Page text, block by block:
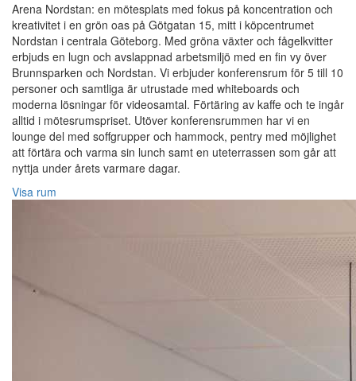
Arena Nordstan: en mötesplats med fokus på koncentration och
kreativitet i en grön oas på Götgatan 15, mitt i köpcentrumet
Nordstan i centrala Göteborg. Med gröna växter och fågelkvitter
erbjuds en lugn och avslappnad arbetsmiljö med en fin vy över
Brunnsparken och Nordstan. Vi erbjuder konferensrum för 5 till 10
personer och samtliga är utrustade med whiteboards och
moderna lösningar för videosamtal. Förtäring av kaffe och te ingår
alltid i mötesrumspriset. Utöver konferensrummen har vi en
lounge del med soffgrupper och hammock, pentry med möjlighet
att förtära och varma sin lunch samt en uteterrassen som går att
nyttja under årets varmare dagar.
Visa rum